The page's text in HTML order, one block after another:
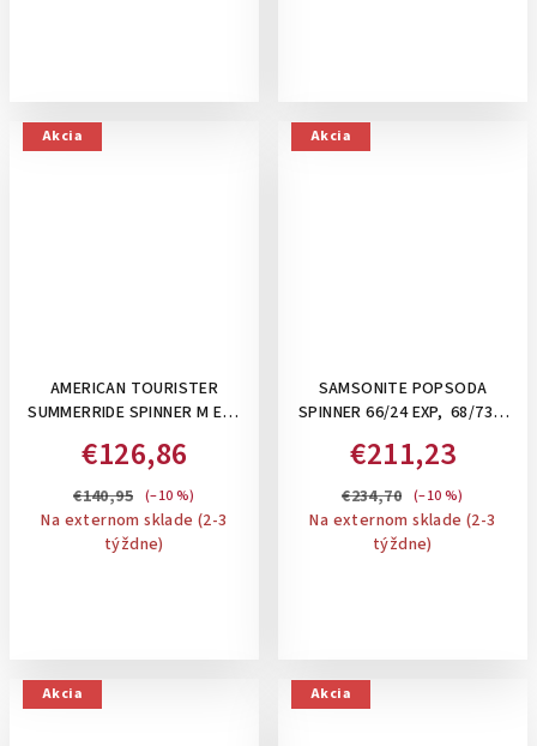
Akcia
AMERICAN TOURISTER
SUMMERRIDE SPINNER M EXP
KUFOR , ROZŠÍRITEĽNÝ: LILAS
PINK
€126,86
€140,95 (–10 %)
Na externom sklade (2-3
týždne)
Akcia
SAMSONITE POPSODA
SPINNER 66/24 EXP, 68/73,5
ROZŠÍRITEĽNÝ: BLACK
€211,23
€234,70 (–10 %)
Na externom sklade (2-3
týždne)
Akcia Akcia